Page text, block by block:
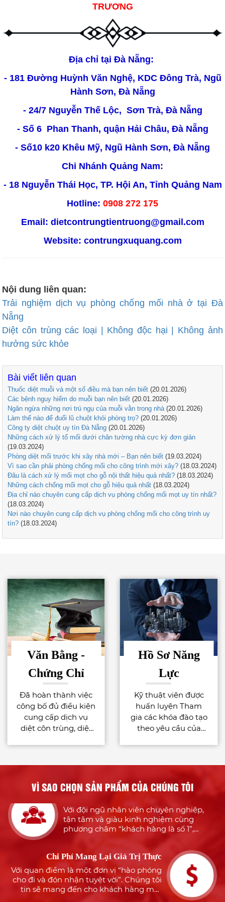
TRƯƠNG
Địa chỉ tại Đà Nẵng:
- 181 Đường Huỳnh Văn Nghệ, KDC Đông Trà, Ngũ
Hành Sơn, Đà Nẵng
- 24/7 Nguyễn Thế Lộc, Sơn Trà, Đà Nẵng
- Số 6 Phan Thanh, quận Hải Châu, Đà Nẵng
- Số10 k20 Khêu Mỹ, Ngũ Hành Sơn, Đà Nẵng
Chi Nhánh Quảng Nam:
- 18 Nguyễn Thái Học, TP. Hội An, Tỉnh Quảng Nam
Hotline: 0908 272 175
Email: dietcontrungtientruong@gmail.com
Website: contrungxuquang.com
Nội dung liên quan:
Trải nghiệm dịch vụ phòng chống mối nhà ở tại Đà
Nẵng
Diệt côn trùng các loại | Không độc hại | Không ảnh
hưởng sức khỏe
Bài viết liên quan
Thuốc diệt muỗi và một số điều mà bạn nên biết (20.01.2026)
Các bệnh nguy hiểm do muỗi bạn nên biết (20.01.2026)
Ngăn ngừa những nơi trú ngụ của muỗi vằn trong nhà (20.01.2026)
Làm thế nào để đuổi lũ chuột khỏi phòng trọ? (20.01.2026)
Công ty diệt chuột uy tín Đà Nẵng (20.01.2026)
Những cách xử lý tổ mối dưới chân tường nhà cực kỳ đơn giản
(19.03.2024)
Phòng diệt mối trước khi xây nhà mới – Bạn nên biết (19.03.2024)
Vì sao cần phải phòng chống mối cho công trình mới xây? (18.03.2024)
Đâu là cách xử lý mối mọt cho gỗ nội thất hiệu quả nhất? (18.03.2024)
Những cách chống mối mọt cho gỗ hiệu quả nhất (18.03.2024)
Địa chỉ nào chuyên cung cấp dịch vụ phòng chống mối mọt uy tín nhất?
(18.03.2024)
Nơi nào chuyên cung cấp dịch vụ phòng chống mối cho công trình uy
tín? (18.03.2024)
Văn Bằng -
Chứng Chỉ
Đã hoàn thành việc
công bố đủ điều kiện
cung cấp dịch vụ
diệt côn trùng, diệt
Hồ Sơ Năng
Lực
Kỹ thuật viên được
huấn luyện Tham
gia các khóa đào tạo
theo yêu cầu của
Pest Management
for the Food Industry
– AIB International. -
Authorised Installer
Certificate for Xterm
(Termite bait system)
– Sumitomo
Chemical Nhận thức
được nguồn nhân
lực là tài sản quý giá
của công ty, vì thế
Cty TNHH Môi
VÌ SAO CHỌN SẢN PHẨM CỦA CHÚNG TÔI
Nhiều Năm Kinh Nghiệm
Với đội ngũ nhiều năm kinh nghiệm
trong dịch vụ diệt côn trùng, khử khuẩn
khách hàng
Tận Tâm Với Khách Hàng
Với đội ngũ nhân viên chuyên nghiệp,
tận tâm và giàu kinh nghiệm cùng
phương châm “khách hàng là số 1”,
chúng tôi sẽ mang đến cho khách hàng
sự an tâm, hài lòng
Với quan điểm là một đơn vị “hào phóng
cho đi và đón nhận tuyệt vời”. Chúng tôi
tin sẽ mang đến cho khách hàng một
dịch vụ tuyệt hảo nhưng đảm bảo tiết
kiệm tối đa